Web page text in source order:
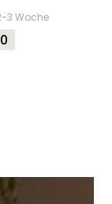
3 Woche